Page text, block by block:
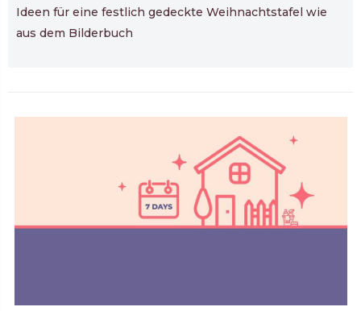
Ideen für eine festlich gedeckte Weihnachtstafel wie
aus dem Bilderbuch